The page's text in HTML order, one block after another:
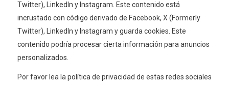
Twitter), LinkedIn y Instagram. Este contenido está
incrustado con código derivado de Facebook, X (Formerly
Twitter), LinkedIn y Instagram y guarda cookies. Este
contenido podría procesar cierta información para anuncios
personalizados.
Por favor lea la política de privacidad de estas redes sociales